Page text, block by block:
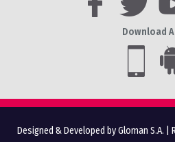
Download
Designed & Developed by Gloman S.A.